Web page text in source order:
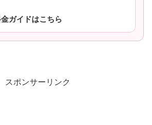
ガイドはこちら
スポンサーリンク